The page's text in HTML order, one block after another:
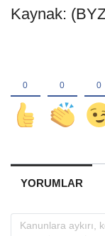
Kaynak:
YORUMLAR